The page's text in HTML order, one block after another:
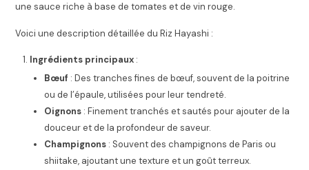
une sauce riche à base de tomates et de vin rouge.
Voici une description détaillée du Riz Hayashi :
Ingrédients principaux :
Bœuf : Des tranches fines de bœuf, souvent de la poitrine
ou de l’épaule, utilisées pour leur tendreté.
Oignons : Finement tranchés et sautés pour ajouter de la
douceur et de la profondeur de saveur.
Champignons : Souvent des champignons de Paris ou
shiitake, ajoutant une texture et un goût terreux.